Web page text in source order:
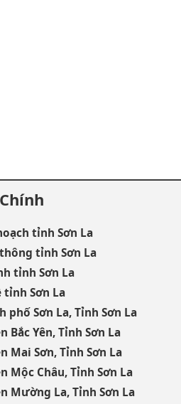
tỉnh Sơn La
tỉnh Sơn La
tỉnh Sơn La
Sơn La
phố Sơn La, Tỉnh Sơn La
Bắc Yên, Tỉnh Sơn La
Mai Sơn, Tỉnh Sơn La
Mộc Châu, Tỉnh Sơn La
Mường La, Tỉnh Sơn La